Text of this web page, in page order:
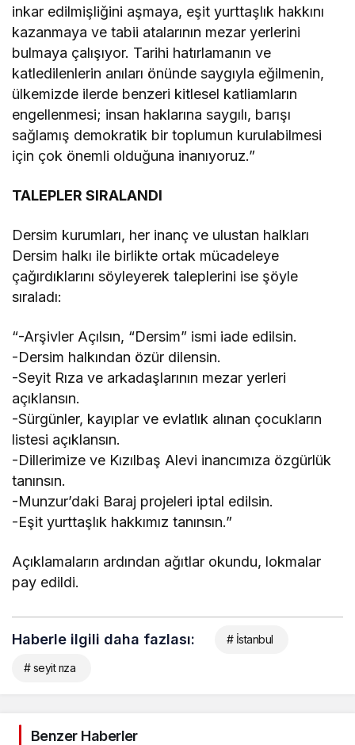
inkar edilmişliğini aşmaya, eşit yurttaşlık hakkını
kazanmaya ve tabii atalarının mezar yerlerini
bulmaya çalışıyor. Tarihi hatırlamanın ve
katledilenlerin anıları önünde saygıyla eğilmenin,
ülkemizde ilerde benzeri kitlesel katliamların
engellenmesi; insan haklarına saygılı, barışı
sağlamış demokratik bir toplumun kurulabilmesi
için çok önemli olduğuna inanıyoruz.”
TALEPLER SIRALANDI
Dersim kurumları, her inanç ve ulustan halkları
Dersim halkı ile birlikte ortak mücadeleye
çağırdıklarını söyleyerek taleplerini ise şöyle
sıraladı:
“-Arşivler Açılsın, “Dersim” ismi iade edilsin.
-Dersim halkından özür dilensin.
-Seyit Rıza ve arkadaşlarının mezar yerleri
açıklansın.
-Sürgünler, kayıplar ve evlatlık alınan çocukların
listesi açıklansın.
-Dillerimize ve Kızılbaş Alevi inancımıza özgürlük
tanınsın.
-Munzur’daki Baraj projeleri iptal edilsin.
-Eşit yurttaşlık hakkımız tanınsın.”
Açıklamaların ardından ağıtlar okundu, lokmalar
pay edildi.
Haberle ilgili daha fazlası: # İstanbul
# seyit rıza
Benzer Haberler